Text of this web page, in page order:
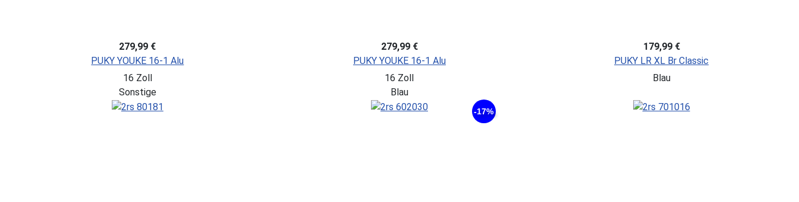
279,99 €
PUKY YOUKE 16-1 Alu
16 Zoll
Sonstige
279,99 €
PUKY YOUKE 16-1 Alu
16 Zoll
Blau
179,99 €
PUKY LR XL Br Classic
Blau
-17%